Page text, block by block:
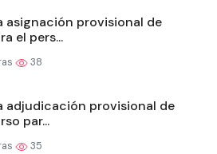
asignación provisional de
el pers...
38
adjudicación provisional de
par...
35